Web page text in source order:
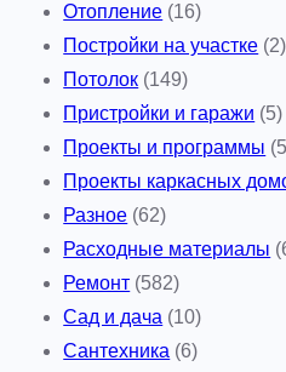
Отопление (16)
Постройки на участке (2)
Потолок (149)
Пристройки и гаражи (5)
Проекты и программы
Проекты каркасных
Разное (62)
Расходные материалы
Ремонт (582)
Сад и дача (10)
Сантехника (6)